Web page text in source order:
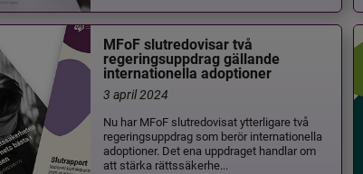
MFoF slutredovisar två
regeringsuppdrag gällande
internationella adoptioner
3 april 2024
Nu har MFoF slutredovisat ytterligare två
regeringsuppdrag som berör internationella
adoptioner. Det ena uppdraget handlar om
att stärka rättssäkerhe...